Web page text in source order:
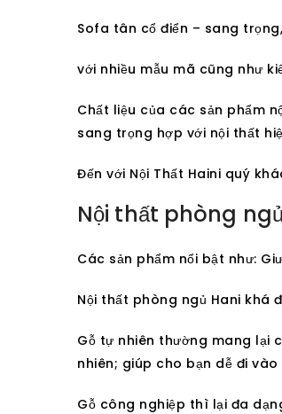
Sofa tân cổ điển – sang
với nhiều mẫu mã cũng như
Chất liệu của các sản phẩm
sang trọng hợp với nội thất
Đến với Nội Thất Haini quý
Nội thất phòng ngủ
Các sản phẩm nổi bật như:
Nội thất phòng ngủ Hani khá
Gỗ tự nhiên thường mang lại
nhiên; giúp cho bạn dễ đi
Gỗ công nghiệp thì lại đa